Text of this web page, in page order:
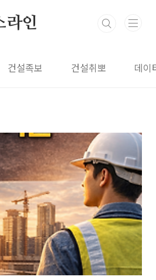
라인
건설족보 건설취뽀 데이